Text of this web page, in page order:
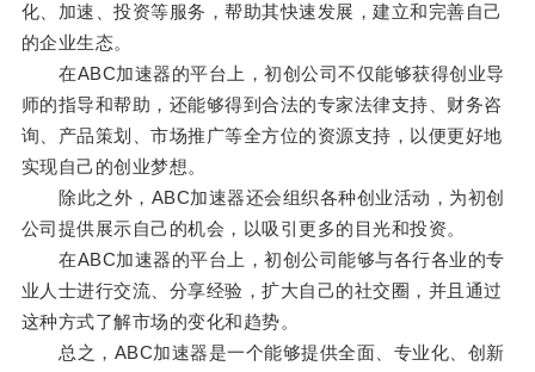
化、加速、投资等服务，帮助其快速发展，建立和完善自己
的企业生态。
在ABC加速器的平台上，初创公司不仅能够获得创业导
师的指导和帮助，还能够得到合法的专家法律支持、财务咨
询、产品策划、市场推广等全方位的资源支持，以便更好地
实现自己的创业梦想。
除此之外，ABC加速器还会组织各种创业活动，为初创
公司提供展示自己的机会，以吸引更多的目光和投资。
在ABC加速器的平台上，初创公司能够与各行各业的专
业人士进行交流、分享经验，扩大自己的社交圈，并且通过
这种方式了解市场的变化和趋势。
总之，ABC加速器是一个能够提供全面、专业化、创新